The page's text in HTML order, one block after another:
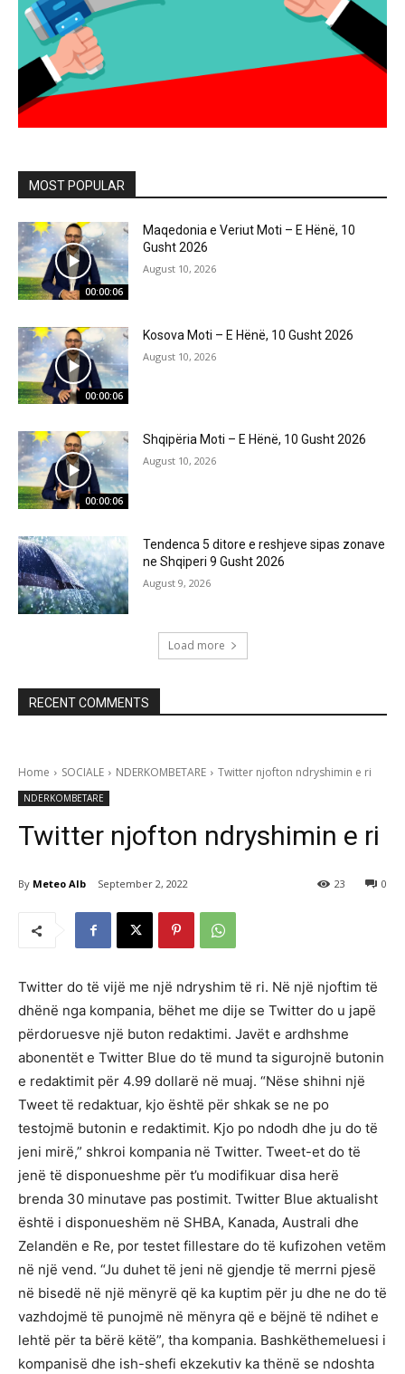
MOST POPULAR
00:00:06
Maqedonia e Veriut Moti – E Hënë, 10
Gusht 2026
August 10, 2026
00:00:06
Kosova Moti – E Hënë, 10 Gusht 2026
August 10, 2026
00:00:06
Shqipëria Moti – E Hënë, 10 Gusht 2026
August 10, 2026
Tendenca 5 ditore e reshjeve sipas zonave
ne Shqiperi 9 Gusht 2026
August 9, 2026
Load more
RECENT COMMENTS